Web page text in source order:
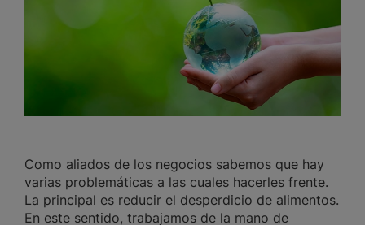
Como aliados de los negocios sabemos que hay
varias problemáticas a las cuales hacerles frente.
La principal es reducir el desperdicio de alimentos.
En este sentido, trabajamos de la mano de